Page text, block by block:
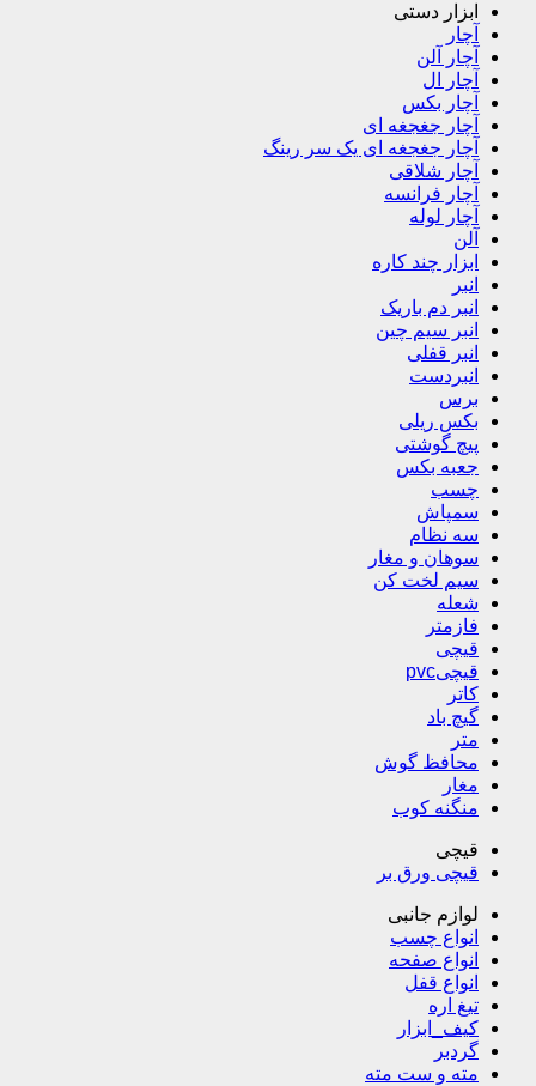
ابزار دستی
آچار
آچار آلن
آچار ال
آچار بکس
آچار جغجغه ای
آچار جغجغه ای یک سر رینگ
آچار شلاقی
آچار فرانسه
آچار لوله
آلن
ابزار چند کاره
انبر
انبر دم باریک
انبر سیم چین
انبر قفلی
انبردست
برس
بکس ریلی
پیچ گوشتی
جعبه بکس
چسب
سمپاش
سه نظام
سوهان و مغار
سیم لخت کن
شعله
فازمتر
قیچی
قیچیpvc
کاتر
گیچ باد
متر
محافظ گوش
مغار
منگنه کوب
قیچی
قیچی ورق بر
لوازم جانبی
انواع چسب
انواع صفحه
انواع قفل
تیغ اره
کیف_ابزار
گردبر
مته و ست مته